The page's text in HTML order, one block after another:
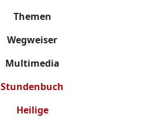
Themen
Wegweiser
Multimedia
Stundenbuch
Heilige